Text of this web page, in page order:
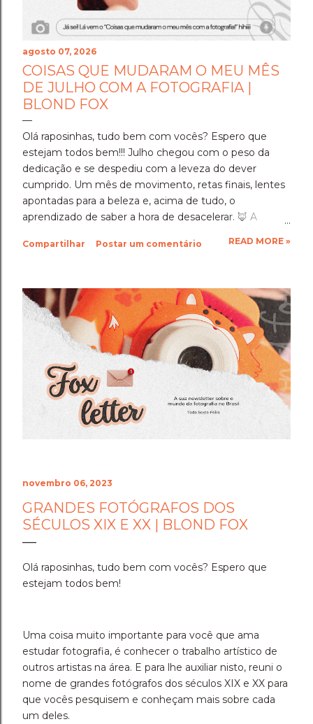
agosto 07, 2026
COISAS QUE MUDARAM O MEU MÊS
DE JULHO COM A FOTOGRAFIA |
BLOND FOX
Olá raposinhas, tudo bem com vocês? Espero que
estejam todos bem!!! Julho chegou com o peso da
dedicação e se despediu com a leveza do dever
cumprido. Um mês de movimento, retas finais, lentes
apontadas para a beleza e, acima de tudo, o
aprendizado de saber a hora de desacelerar. ​🦊 A
mês em que a disciplina atingiu o seu ponto mais alto.
importante foi um exercício de resiliência e entrega.
Aprendi que quando a gente se compromete de
verdade com um objetivo, a nossa mente descobre
uma capacidade de sustentação que a gente nem
sabia que tinha. Foi exaustivo, mas foi a prova concreta
da minha própria força. 🦊 A Viagem para Holambra: O
Cenário do Desafio ​Trocar de ar e ir fazer a prova em
Holambra transformou o peso do compromisso em
uma experiência memorável. A cidade das flores, com
sua arquitetura, suas estufas e suas estra...
Compartilhar Postar um comentário READ MORE »
novembro 06, 2023
GRANDES FOTÓGRAFOS DOS
SÉCULOS XIX E XX | BLOND FOX
Olá raposinhas, tudo bem com vocês? Espero que
estejam todos bem!
Uma coisa muito importante para você que ama
estudar fotografia, é conhecer o trabalho artístico de
outros artistas na área. E para lhe auxiliar nisto, reuni o
nome de grandes fotógrafos dos séculos XIX e XX para
que vocês pesquisem e conheçam mais sobre cada
um deles.